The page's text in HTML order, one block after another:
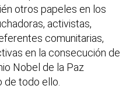
otros papeles en los
activistas,
comunitarias,
en la consecución de
Nobel de la Paz
de todo ello.